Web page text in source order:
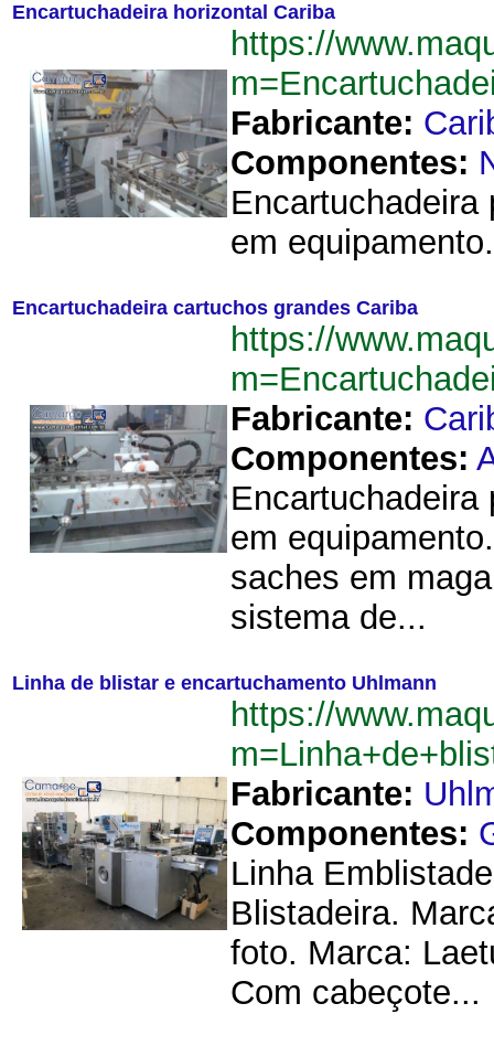
Encartuchadeira horizontal Cariba
https://
Fabricante:
Componentes:
Encartuchadeira
em
Encartuchadeira cartuchos grandes Cariba
https://
Fabricante:
Componentes:
Encartuchadeira
em
saches em
sistema de...
Linha de blistar e encartuchamento Uhlmann
https://
Fabricante:
Componentes:
Linha
Blistadeira.
foto. Marca:
Com cabeçote...